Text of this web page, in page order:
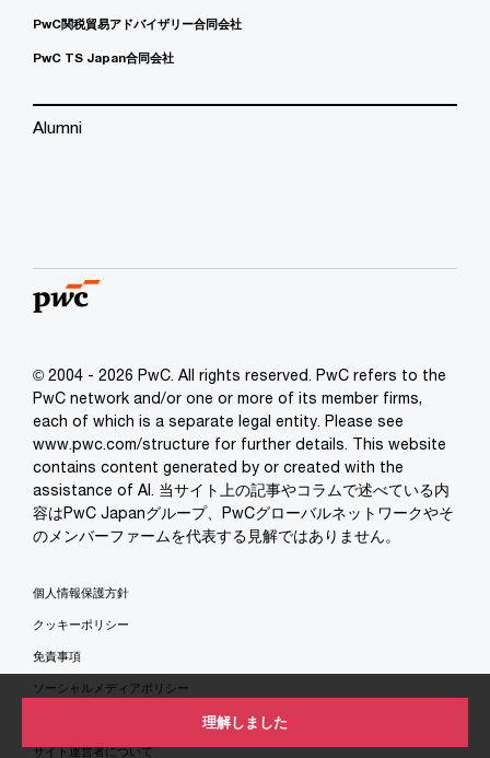
理解しました
PwC関税貿易アドバイザリー合同会社
PwC TS Japan合同会社
Alumni
© 2004 - 2026 PwC. All rights reserved. PwC refers to the
PwC network and/or one or more of its member firms,
each of which is a separate legal entity. Please see
www.pwc.com/structure for further details. This website
contains content generated by or created with the
assistance of AI. 当サイト上の記事やコラムで述べている内
容はPwC Japanグループ、PwCグローバルネットワークやそ
のメンバーファームを代表する見解ではありません。
個人情報保護方針
クッキーポリシー
免責事項
ソーシャルメディアポリシー
サイト運営者について